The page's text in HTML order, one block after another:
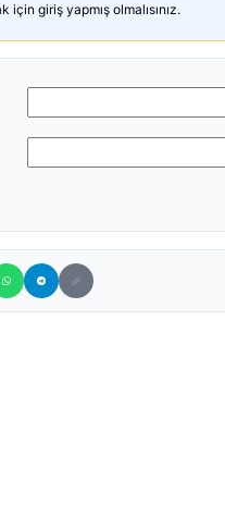
için giriş yapmış olmalısınız.